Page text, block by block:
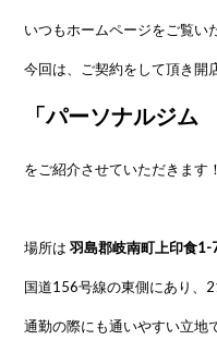
いつもホームページをご覧い
今回は、ご契約をして頂き開
「パーソナルジ
をご紹介させていただきます！
場所は 羽島郡岐南町上印食
国道156号線の東側にあり、
通勤の際にも通いやすい立地